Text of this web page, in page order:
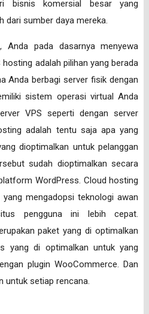
bisnis komersial besar yang
dari sumber daya mereka.
Anda pada dasarnya menyewa
adalah pilihan yang berada
Anda berbagi server fisik dengan
sistem operasi virtual Anda
VPS seperti dengan server
adalah tentu saja apa yang
dioptimalkan untuk pelanggan
sudah dioptimalkan secara
WordPress. Cloud hosting
mengadopsi teknologi awan
pengguna ini lebih cepat.
paket yang di optimalkan
yang di optimalkan untuk yang
plugin WooCommerce. Dan
untuk setiap rencana.